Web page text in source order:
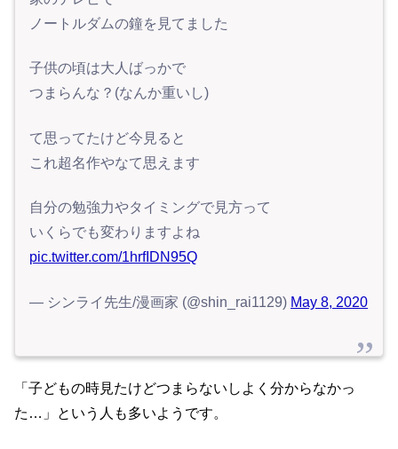
ノートルダムの鐘を見てました
子供の頃は大人ばっかで
つまらんな？(なんか重いし)
て思ってたけど今見ると
これ超名作やなて思えます
自分の勉強力やタイミングで見方って
いくらでも変わりますよね
pic.twitter.com/1hrfIDN95Q
— シンライ先生/漫画家 (@shin_rai1129) May 8, 2020
「子どもの時見たけどつまらないしよく分からなかっ
た…」という人も多いようです。